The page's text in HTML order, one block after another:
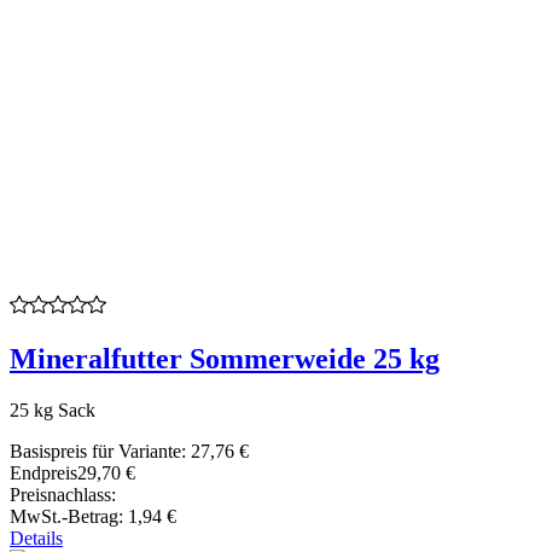
Mineralfutter Sommerweide 25 kg
25 kg Sack
Basispreis für Variante: 27,76 €
Endpreis29,70 €
Preisnachlass:
MwSt.-Betrag: 1,94 €
Details